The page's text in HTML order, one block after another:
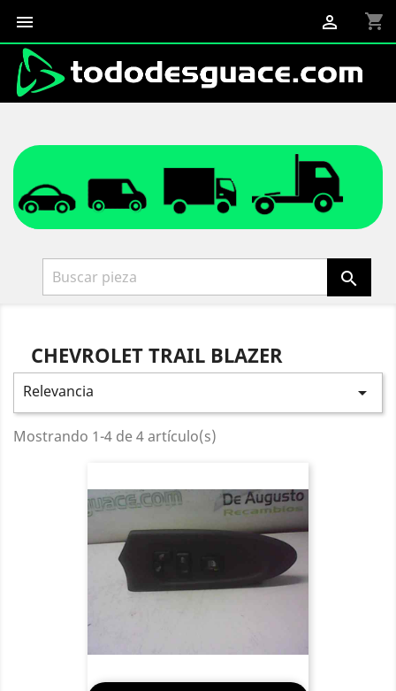
 shopping_cart


CHEVROLET TRAIL BLAZER
Relevancia 
Mostrando 1-4 de 4 artículo(s)